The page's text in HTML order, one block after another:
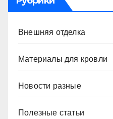
Внешняя отделка
Материалы для кровли
Новости разные
Полезные статьи